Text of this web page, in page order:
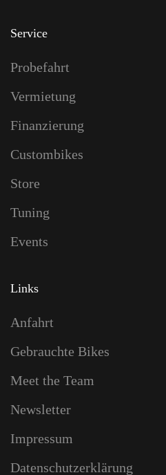
Service
Probefahrt
Vermietung
Finanzierung
Custombikes
Store
Tuning
Events
Links
Anfahrt
Gebrauchte Bikes
Meet the Team
Newsletter
Impressum
Datenschutzerklärung